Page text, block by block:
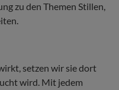
zu den Themen Stillen,
setzen wir sie dort
wird. Mit jedem